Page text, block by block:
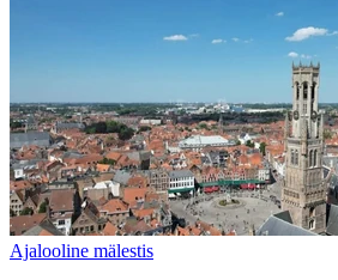
Ajalooline mälestis